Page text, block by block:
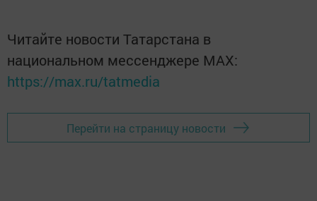
Читайте новости Татарстана в
национальном мессенджере MАХ:
https://max.ru/tatmedia
Перейти на страницу новости